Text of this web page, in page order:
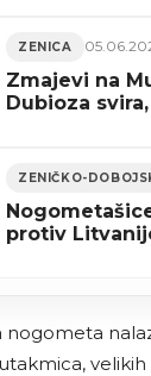
ZENICA
Zmajevi na
Dubioza
protiv